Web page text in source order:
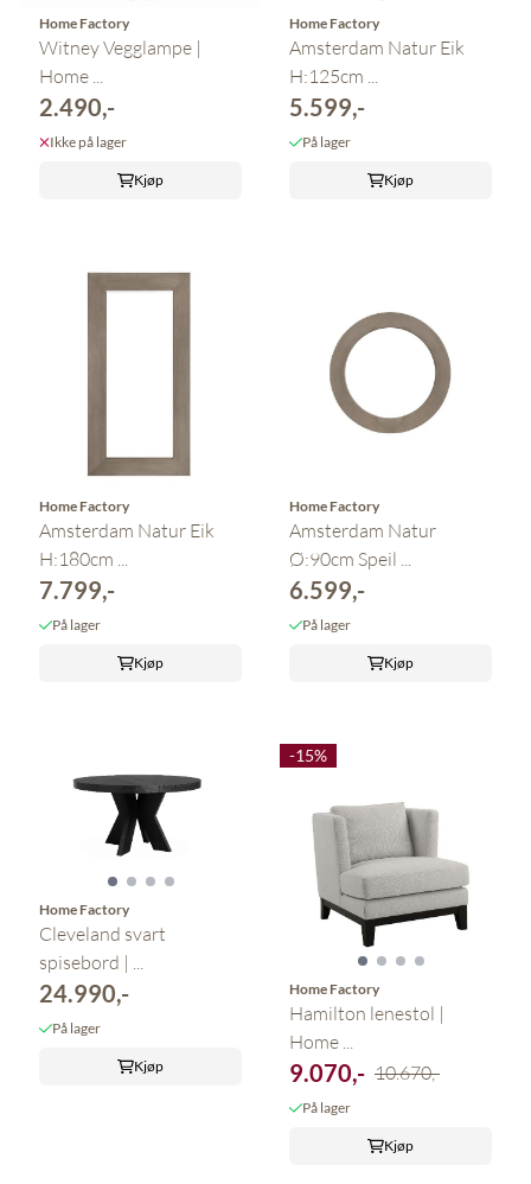
Home Factory
Witney Vegglampe |
Home ...
2.490,-
Ikke på lager
Kjøp
Home Factory
Amsterdam Natur Eik
H:125cm ...
5.599,-
På lager
Kjøp
Home Factory
Amsterdam Natur Eik
H:180cm ...
7.799,-
På lager
Kjøp
Home Factory
Amsterdam Natur
Ø:90cm Speil ...
6.599,-
På lager
Kjøp
Home Factory
Cleveland svart
spisebord | ...
24.990,-
På lager
Kjøp
-15%
Home Factory
Hamilton lenestol |
Home ...
9.070,- 10.670,-
På lager
Kjøp